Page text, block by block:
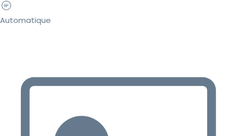
Automatique